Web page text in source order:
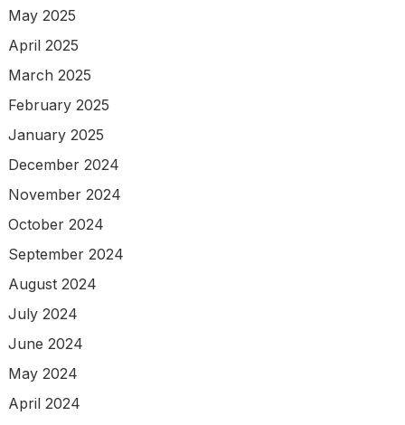
May 2025
April 2025
March 2025
February 2025
January 2025
December 2024
November 2024
October 2024
September 2024
August 2024
July 2024
June 2024
May 2024
April 2024